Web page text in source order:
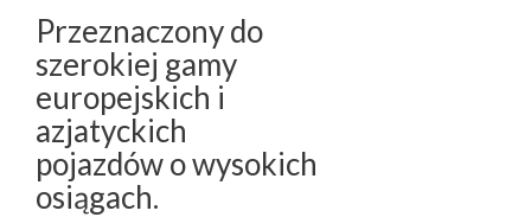
Przeznaczony do
szerokiej gamy
europejskich i
azjatyckich
pojazdów o wysokich
osiągach.